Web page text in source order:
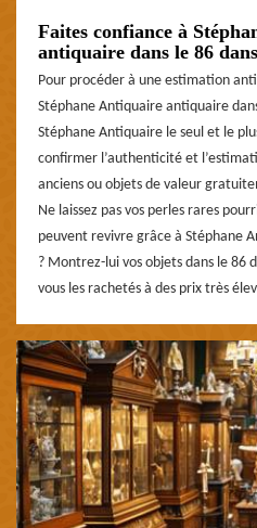
Faites confiance à
antiquaire dans le 86
Pour procéder à une estimation
Stéphane Antiquaire antiquaire
Stéphane Antiquaire le seul et le
confirmer l’authenticité et
anciens ou objets de valeur
Ne laissez pas vos perles rares
peuvent revivre grâce à Stéphane
? Montrez-lui vos objets dans le 86
vous les rachetés à des prix très